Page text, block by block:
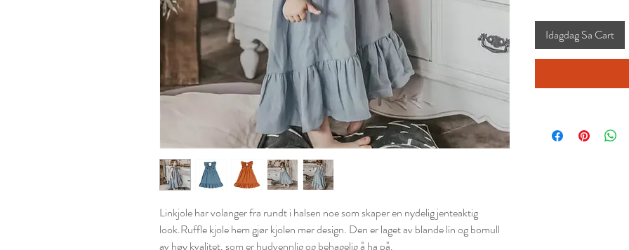
Linkjole har volanger fra rundt i halsen noe som skaper en nydelig jenteaktig
look.Ruffle kjole hem gjør kjolen mer design. Den er laget av blande lin og bomull
av høy kvalitet, som er hudvennlig og behagelig å ha på.
Idagdag Sa Cart